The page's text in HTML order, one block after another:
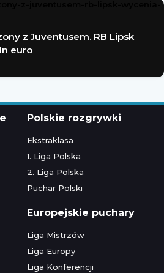
z Juventusem. RB Lipsk
euro
Polskie rozgrywki
Ekstraklasa
1. Liga Polska
2. Liga Polska
Puchar Polski
Europejskie puchary
Liga Mistrzów
Liga Europy
Liga Konferencji